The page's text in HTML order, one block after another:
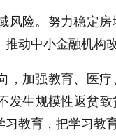
风险。努力稳定
动中小金融机构
，加强教育、医
发生规模性返贫
教育，把学习教